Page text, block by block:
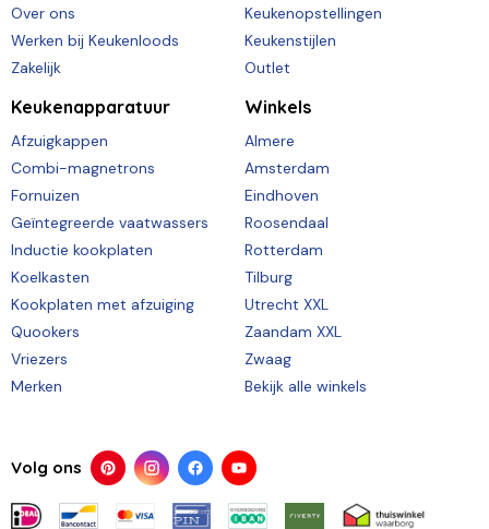
Over ons
Werken bij Keukenloods
Zakelijk
Keukenopstellingen
Keukenstijlen
Outlet
Keukenapparatuur
Afzuigkappen
Combi-magnetrons
Fornuizen
Geïntegreerde vaatwassers
Inductie kookplaten
Koelkasten
Kookplaten met afzuiging
Quookers
Vriezers
Merken
Winkels
Almere
Amsterdam
Eindhoven
Roosendaal
Rotterdam
Tilburg
Utrecht XXL
Zaandam XXL
Zwaag
Bekijk alle winkels
Volg ons